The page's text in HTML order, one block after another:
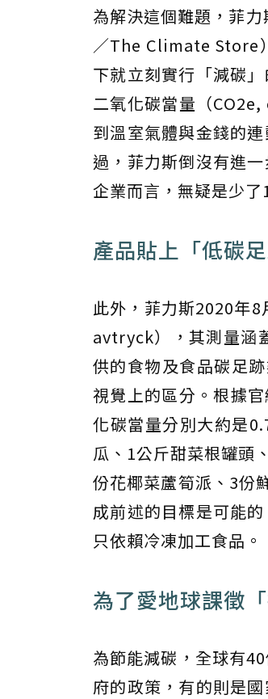
為解決這個難題，菲
／The Climate Store
下就立刻實行「減碳
二氧化碳當量（
到溫室氣體與金錢的
過，菲力斯倒沒有進
企業而言，無疑是少了
產品貼上「低碳
此外，菲力斯2020年
avtryck），其測量涵
供的食物及食品碳足
視覺上的區分。根據
化碳當量分別大約是
瓜、1公斤甜菜根罐頭
份花椰菜蘆筍派、3份
成前述的目標是可能
只依賴冷凍加工食品。
為了愛地球課徵
為節能減碳，全球有
府的政策，有的則是